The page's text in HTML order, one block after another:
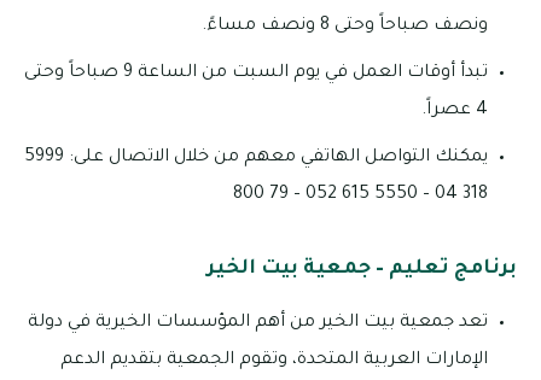
ونصف صباحاً وحتى 8 ونصف مساءً.
تبدأ أوقات العمل في يوم السبت من الساعة 9 صباحاً وحتى
4 عصراً.
يمكنك التواصل الهاتفي معهم من خلال الاتصال على: 5999
318 04 – 5550 615 052 – 79 800
برنامج تعليم – جمعية بيت الخير
تعد جمعية بيت الخير من أهم المؤسسات الخيرية في دولة
الإمارات العربية المتحدة، وتقوم الجمعية بتقديم الدعم